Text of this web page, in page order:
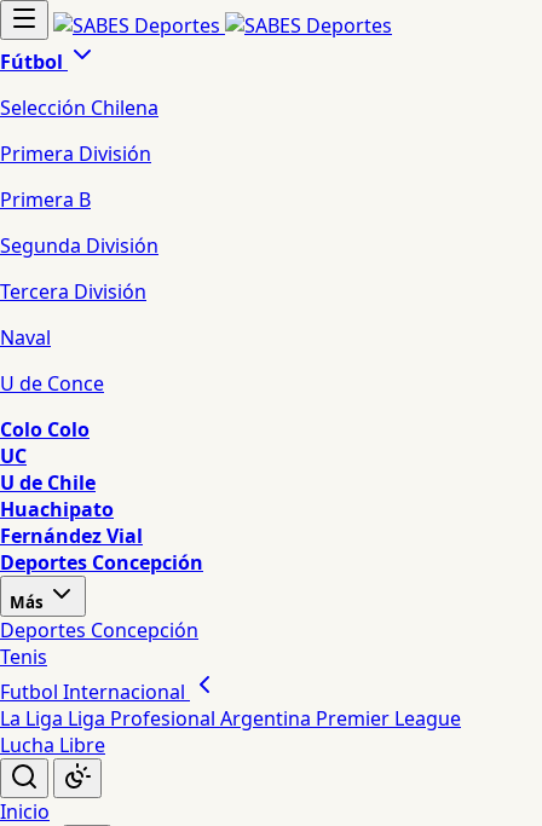
Fútbol
Selección Chilena
Primera División
Primera B
Segunda División
Tercera División
Naval
U de Conce
Colo Colo
UC
U de Chile
Huachipato
Fernández Vial
Deportes Concepción
Más
Deportes Concepción
Tenis
Futbol Internacional
La Liga Liga Profesional Argentina Premier League
Lucha Libre
Inicio